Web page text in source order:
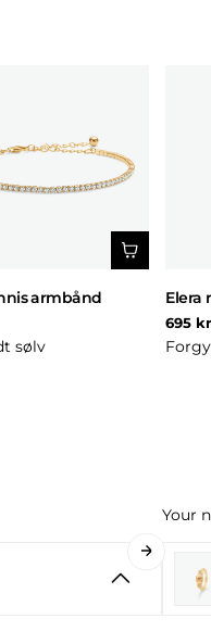
armbånd
sølv
Elera
pris
695
Your